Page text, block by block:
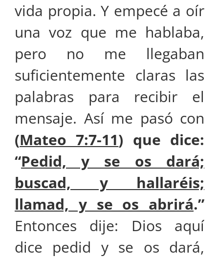
vida propia. Y empecé a oír
una voz que me hablaba,
pero no me llegaban
suficientemente claras las
palabras para recibir el
mensaje. Así me pasó con
(Mateo 7:7-11) que dice:
“Pedid, y se os dará;
buscad, y hallaréis;
llamad, y se os abrirá.”
Entonces dije: Dios aquí
dice pedid y se os dará,